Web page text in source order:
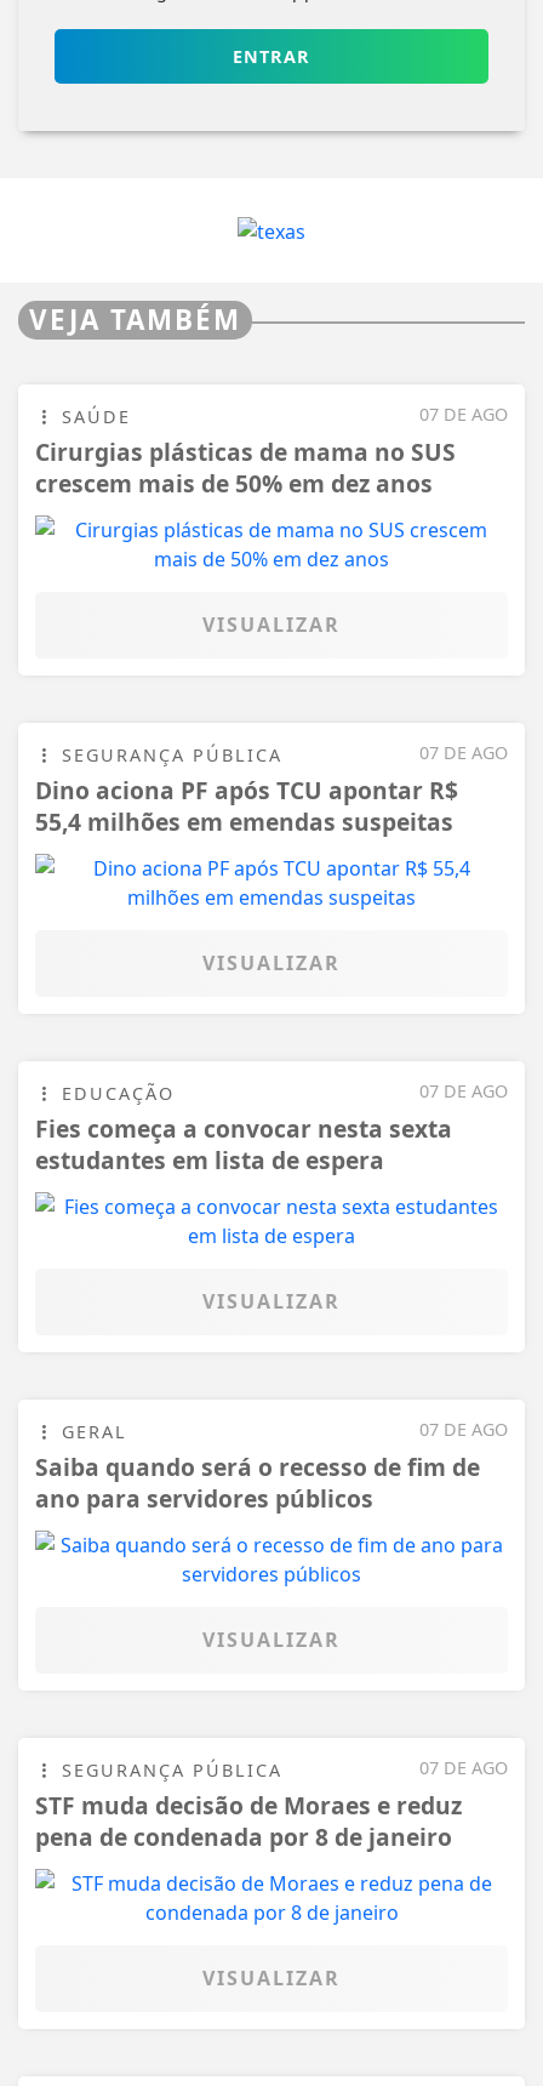
ENTRAR
VEJA TAMBÉM
07 DE AGO
SAÚDE
Cirurgias plásticas de mama no SUS
crescem mais de 50% em dez anos
VISUALIZAR
07 DE AGO
SEGURANÇA PÚBLICA
Dino aciona PF após TCU apontar R$
55,4 milhões em emendas suspeitas
VISUALIZAR
07 DE AGO
EDUCAÇÃO
Fies começa a convocar nesta sexta
estudantes em lista de espera
VISUALIZAR
07 DE AGO
GERAL
Saiba quando será o recesso de fim de
ano para servidores públicos
VISUALIZAR
07 DE AGO
SEGURANÇA PÚBLICA
STF muda decisão de Moraes e reduz
pena de condenada por 8 de janeiro
VISUALIZAR